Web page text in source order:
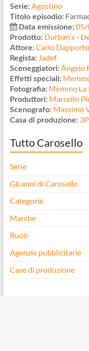
Serie: Agostino
Titolo episodio:
Data emissione: 05/
Prodotto: Durban’s-
Attore: Carlo Dapporto
Regista: Jadef
Sceneggiatori: Angelo
Effetti speciali:
Fotografia: Memmo La
Produttori: Marcello
Scenografo: Massimo
Casa di produzione:
Tutto Carosello
Serie
Gli anni di Carosello
Categorie
Marche
Ruoli
Agenzie pubblicitarie
Case di produzione